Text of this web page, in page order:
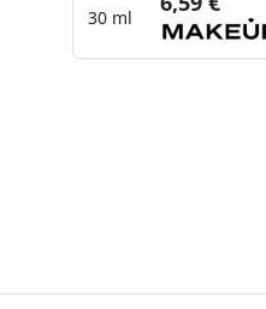
30 ml